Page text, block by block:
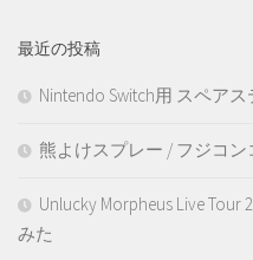
最近の投稿
Nintendo Switch用 スペア
熊よけスプレー / フジコ
Unlucky Morpheus Live Tour
みた